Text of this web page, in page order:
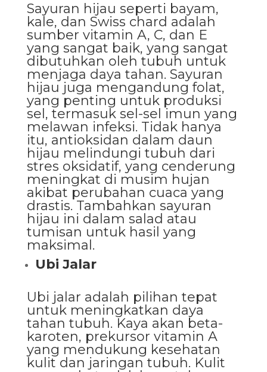
Sayuran hijau seperti bayam,
kale, dan Swiss chard adalah
sumber vitamin A, C, dan E
yang sangat baik, yang sangat
dibutuhkan oleh tubuh untuk
menjaga daya tahan. Sayuran
hijau juga mengandung folat,
yang penting untuk produksi
sel, termasuk sel-sel imun yang
melawan infeksi. Tidak hanya
itu, antioksidan dalam daun
hijau melindungi tubuh dari
stres oksidatif, yang cenderung
meningkat di musim hujan
akibat perubahan cuaca yang
drastis. Tambahkan sayuran
hijau ini dalam salad atau
tumisan untuk hasil yang
maksimal.
Ubi Jalar
Ubi jalar adalah pilihan tepat
untuk meningkatkan daya
tahan tubuh. Kaya akan beta-
karoten, prekursor vitamin A
yang mendukung kesehatan
kulit dan jaringan tubuh. Kulit